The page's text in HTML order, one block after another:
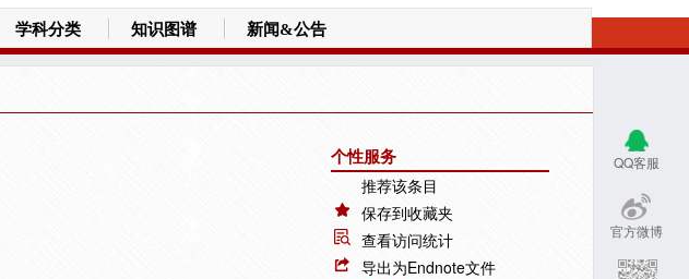
学科分类 知识图谱 新闻&公告
QQ客服
官方微博
个性服务
推荐该条目
保存到收藏夹
查看访问统计
导出为Endnote文件